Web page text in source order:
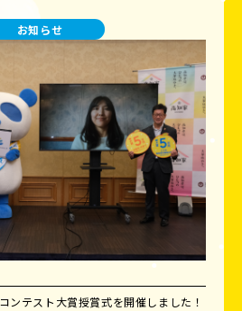
お知らせ
ンテスト大賞授賞式を開催しました！